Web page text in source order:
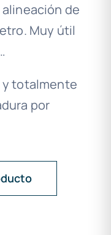
de
Muy útil
y totalmente
por